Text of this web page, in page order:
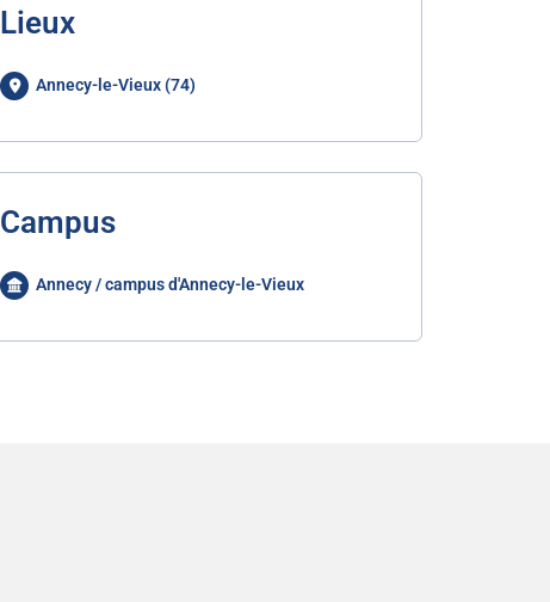
Lieux
Annecy-le-Vieux (74)
Campus
Annecy / campus d'Annecy-le-Vieux